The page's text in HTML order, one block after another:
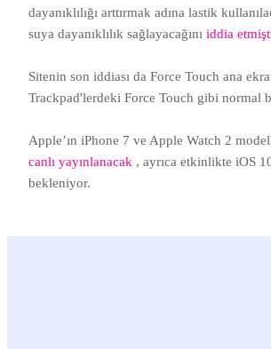
dayanıklılığı arttırmak adına lastik
suya dayanıklılık sağlayacağını iddia
Sitenin son iddiası da Force Touch ana
Trackpad'lerdeki Force Touch gibi normal
Apple’ın iPhone 7 ve Apple Watch 2
canlı yayınlanacak , ayrıca etkinlikte iOS
bekleniyor.